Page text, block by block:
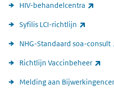
HIV-behandelcentra
Syfilis LCI-richtlijn
NHG-Standaard soa-consult
Richtlijn Vaccinbeheer
Melding aan